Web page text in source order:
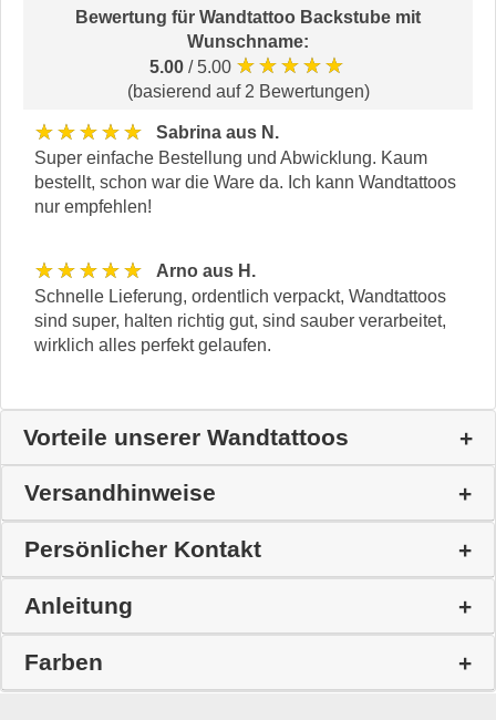
Bewertung für Wandtattoo Backstube mit
Wunschname:
5.00 / 5.00 ★★★★★
(basierend auf 2 Bewertungen)
★★★★★
Sabrina aus N.
Super einfache Bestellung und Abwicklung. Kaum
bestellt, schon war die Ware da. Ich kann Wandtattoos
nur empfehlen!
★★★★★
Arno aus H.
Schnelle Lieferung, ordentlich verpackt, Wandtattoos
sind super, halten richtig gut, sind sauber verarbeitet,
wirklich alles perfekt gelaufen.
Vorteile unserer Wandtattoos
Versandhinweise
Persönlicher Kontakt
Anleitung
Farben